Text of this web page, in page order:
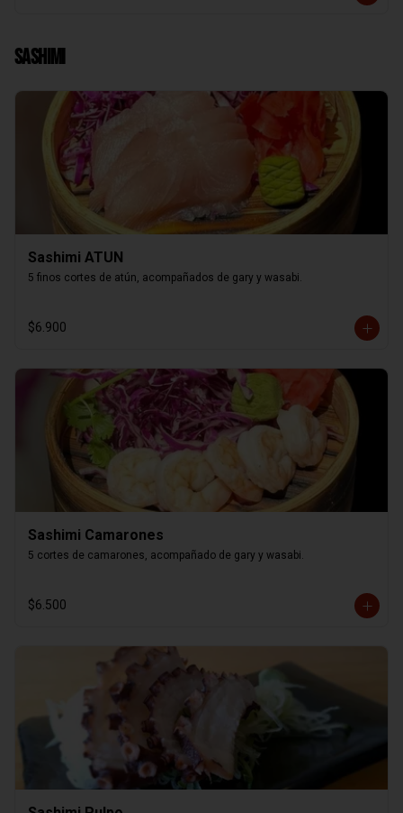
Sashimi
Sashimi ATUN
5 finos cortes de atún, acompañados de gary y wasabi.
$6.900
Sashimi Camarones
5 cortes de camarones, acompañado de gary y wasabi.
$6.500